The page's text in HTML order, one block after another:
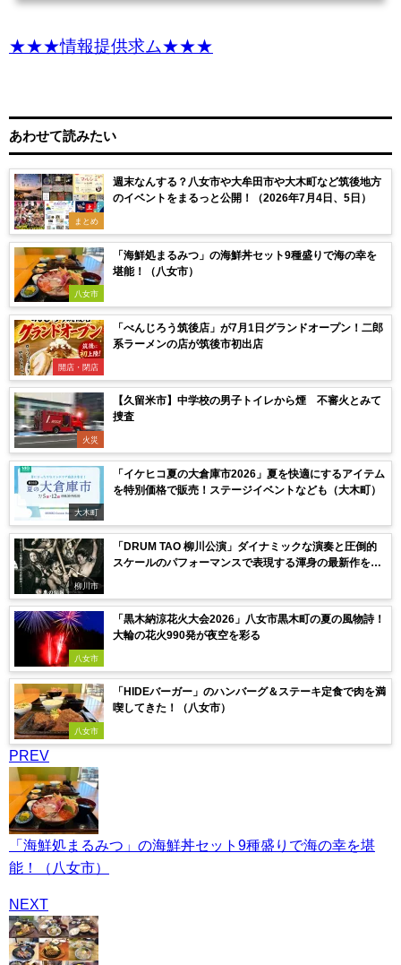
★★★情報提供求ム★★★
あわせて読みたい
まとめ
週末なんする？八女市や大牟田市や大木町など筑後地方
のイベントをまるっと公開！（2026年7月4日、5日）
八女市
「海鮮処まるみつ」の海鮮丼セット9種盛りで海の幸を
堪能！（八女市）
開店・閉店
「べんじろう筑後店」が7月1日グランドオープン！二郎
系ラーメンの店が筑後市初出店
火災
【久留米市】中学校の男子トイレから煙 不審火とみて
捜査
大木町
「イケヒコ夏の大倉庫市2026」夏を快適にするアイテム
を特別価格で販売！ステージイベントなども（大木町）
柳川市
「DRUM TAO 柳川公演」ダイナミックな演奏と圧倒的
スケールのパフォーマンスで表現する渾身の最新作を披
八女市
「黒木納涼花火大会2026」八女市黒木町の夏の風物詩！
大輪の花火990発が夜空を彩る
八女市
「HIDEバーガー」のハンバーグ＆ステーキ定食で肉を満
喫してきた！（八女市）
PREV
「海鮮処まるみつ」の海鮮丼セット9種盛りで海の幸を堪
能！（八女市）
NEXT